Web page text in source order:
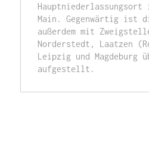
Main. Gegenwärtig ist
außerdem mit
Norderstedt, Laatzen
Leipzig und Magdeburg
aufgestellt.